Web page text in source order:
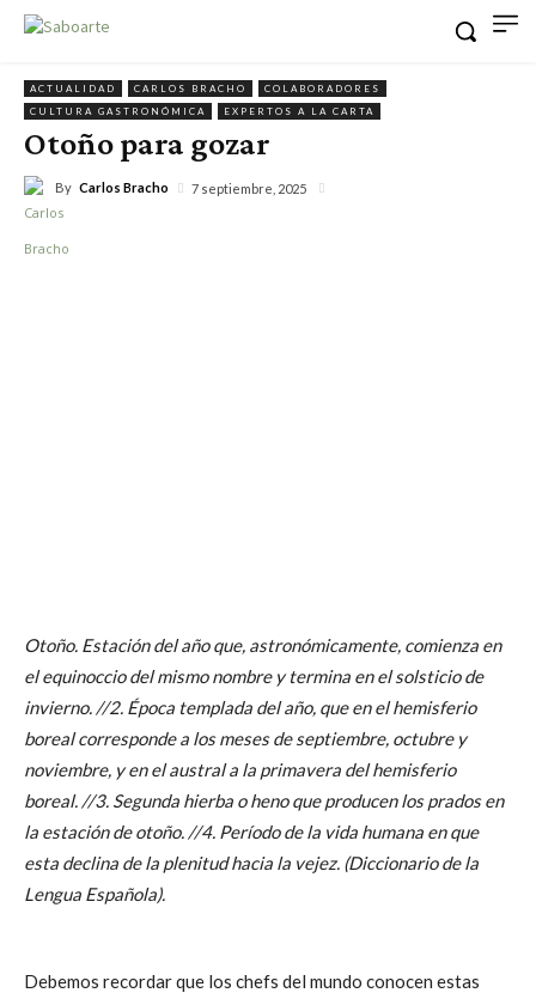
ACTUALIDAD CARLOS BRACHO
COLABORADORES
CULTURA GASTRONÓMICA
EXPERTOS A LA CARTA
Otoño para gozar
By Carlos Bracho 7 septiembre, 2025
Otoño. Estación del año que, astronómicamente, comienza en
el equinoccio del mismo nombre y termina en el solsticio de
invierno. //2. Época templada del año, que en el hemisferio
boreal corresponde a los meses de septiembre, octubre y
noviembre, y en el austral a la primavera del hemisferio
boreal. //3. Segunda hierba o heno que producen los prados en
la estación de otoño. //4. Período de la vida humana en que
esta declina de la plenitud hacia la vejez. (Diccionario de la
Lengua Española).
Debemos recordar que los chefs del mundo conocen estas